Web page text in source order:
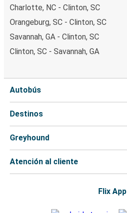
Charlotte, NC - Clinton, SC
Orangeburg, SC - Clinton, SC
Savannah, GA - Clinton, SC
Clinton, SC - Savannah, GA
Autobús
Destinos
Greyhound
Atención al cliente
Flix App